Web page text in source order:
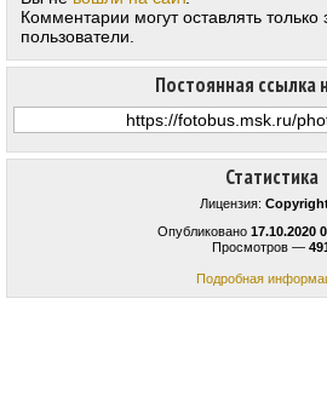
Статистика
Лицензия:
Опубликовано 17.10.2020
Просмотров —
Подробная
Постоянная ссылка
Комментарии могут оставлять только
пользователи.